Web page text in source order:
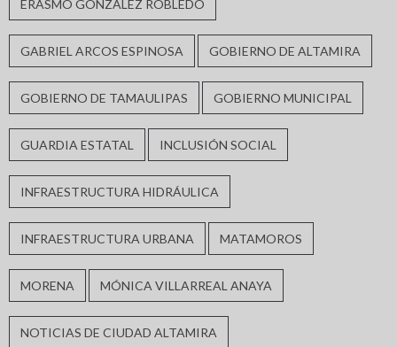
ERASMO GONZÁLEZ ROBLEDO
GABRIEL ARCOS ESPINOSA GOBIERNO DE ALTAMIRA
GOBIERNO DE TAMAULIPAS GOBIERNO MUNICIPAL
GUARDIA ESTATAL INCLUSIÓN SOCIAL
INFRAESTRUCTURA HIDRÁULICA
INFRAESTRUCTURA URBANA MATAMOROS
MORENA MÓNICA VILLARREAL ANAYA
NOTICIAS DE CIUDAD ALTAMIRA